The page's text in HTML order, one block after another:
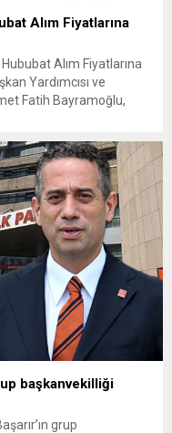
Alım Fiyatlarına
Alım Fiyatlarına
Yardımcısı ve
Fatih Bayramoğlu,
uzak
değerlendirilmesi
başkanvekilliği
grup